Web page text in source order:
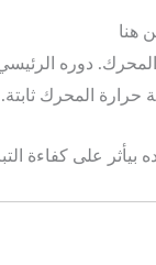
المحرك. دوره
حرارة المحرك ثابتة.
بيأثر على كفاءة